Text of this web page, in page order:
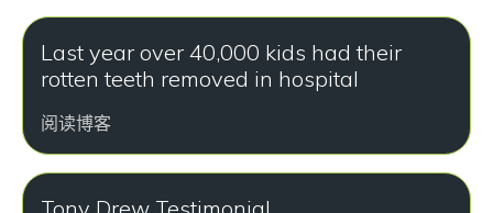
Last year over 40,000 kids had their
rotten teeth removed in hospital
阅读博客